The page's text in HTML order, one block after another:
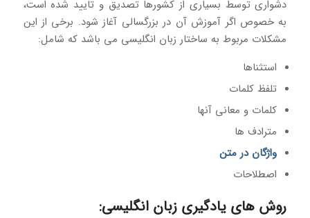
دشواری توسط بسیاری از کشورها تصدیق و تایید شده است،
به خصوص اگر آموزش آن در بزرگسالی آغاز شود. برخی از این
مشکلات مربوط به ساختار زبان انگلیسی می باشد که شامل:
استثناها
تلفظ کلمات
کلمات و معانی آنها
مترادف ها
واژگان در متن
اصطلاحات
روش های یادگیری زبان انگلیسی: